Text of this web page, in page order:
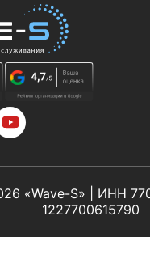
YouTube
«Wave-S» | ИНН
1227700615790